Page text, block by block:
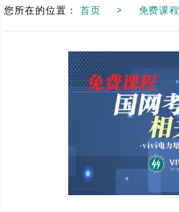
您所在的位置： 首页 免费课程